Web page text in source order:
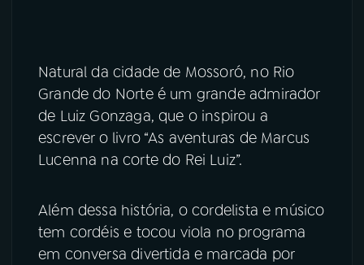
Natural da cidade de Mossoró, no Rio
Grande do Norte é um grande admirador
de Luiz Gonzaga, que o inspirou a
escrever o livro “As aventuras de Marcus
Lucenna na corte do Rei Luiz”.
Além dessa história, o cordelista e músico
tem cordéis e tocou viola no programa
em conversa divertida e marcada por